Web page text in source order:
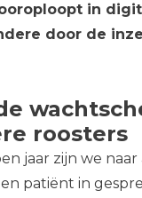
in
door de
roosters
jaar zijn we
patiënt in